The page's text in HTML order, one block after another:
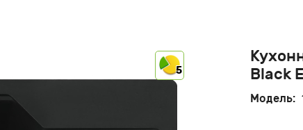
5
Black
Модель: